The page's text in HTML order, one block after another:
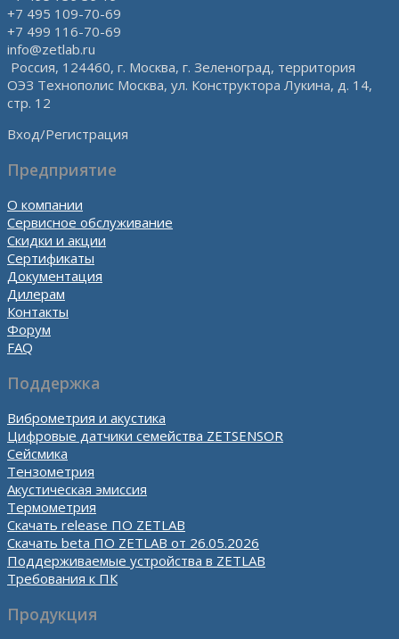
+7 495 109-70-69
+7 499 116-70-69
info@zetlab.ru
Россия, 124460, г. Москва, г. Зеленоград, территория
ОЭЗ Технополис Москва, ул. Конструктора Лукина, д. 14,
стр. 12
Вход/Регистрация
Предприятие
О компании
Сервисное обслуживание
Скидки и акции
Сертификаты
Документация
Дилерам
Контакты
Форум
FAQ
Поддержка
Виброметрия и акустика
Цифровые датчики семейства ZETSENSOR
Сейсмика
Тензометрия
Акустическая эмиссия
Термометрия
Скачать release ПО ZETLAB
Скачать beta ПО ZETLAB от 26.05.2026
Поддерживаемые устройства в ZETLAB
Требования к ПК
Продукция